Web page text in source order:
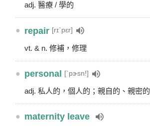
adj. 醫療 / 學的
● repair [rɪˋpɛr]
vt. & n. 修補，修理
● personal [ˋpɝsn!]
adj. 私人的，個人的；親自的、親密的
● maternity leave